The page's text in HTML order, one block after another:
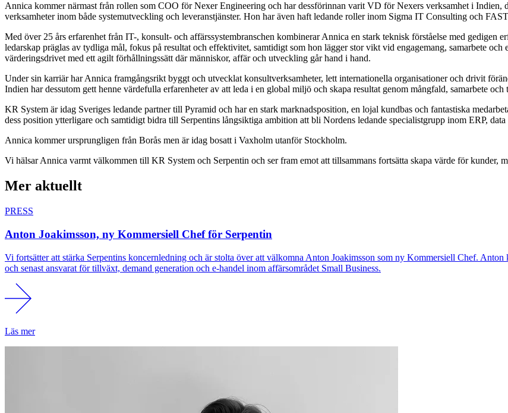
Annica kommer närmast från rollen som COO för Nexer Engineering och har dessförinnan varit VD för Nexers verksamhet i Indien,
verksamheter inom både systemutveckling och leveranstjänster. Hon har även haft ledande roller inom Sigma IT Consulting och
Med över 25 års erfarenhet från IT-, konsult- och affärssystembranschen kombinerar Annica en stark teknisk förståelse med gedigen
ledarskap präglas av tydliga mål, fokus på resultat och effektivitet, samtidigt som hon lägger stor vikt vid engagemang, samarbete
värderingsdrivet med ett agilt förhållningssätt där människor, affär och utveckling går hand i hand.
Under sin karriär har Annica framgångsrikt byggt och utvecklat konsultverksamheter, lett internationella organisationer och drivit
Indien har dessutom gett henne värdefulla erfarenheter av att leda i en global miljö och skapa resultat genom mångfald, samarbete
KR System är idag Sveriges ledande partner till Pyramid och har en stark marknadsposition, en lojal kundbas och fantastiska
dess position ytterligare och samtidigt bidra till Serpentins långsiktiga ambition att bli Nordens ledande specialistgrupp inom ERP,
Annica kommer ursprungligen från Borås men är idag bosatt i Vaxholm utanför Stockholm.
Vi hälsar Annica varmt välkommen till KR System och Serpentin och ser fram emot att tillsammans fortsätta skapa värde för kunder,
Mer aktuellt
PRESS
Anton Joakimsson, ny Kommersiell Chef för Serpentin
Vi fortsätter att stärka Serpentins koncernledning och är stolta över att välkomna Anton Joakimsson som ny Kommersiell Chef.
och senast ansvarat för tillväxt, demand generation och e-handel inom affärsområdet Small Business.
Läs mer